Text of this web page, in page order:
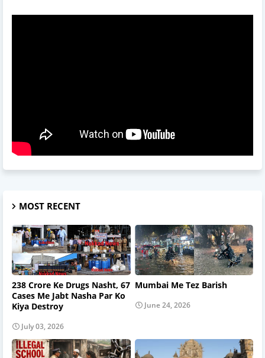
MOST RECENT
238 Crore Ke Drugs Nasht, 67
Cases Me Jabt Nasha Par Ko
Kiya Destroy
July 03, 2026
Mumbai Me Tez Barish
June 24, 2026